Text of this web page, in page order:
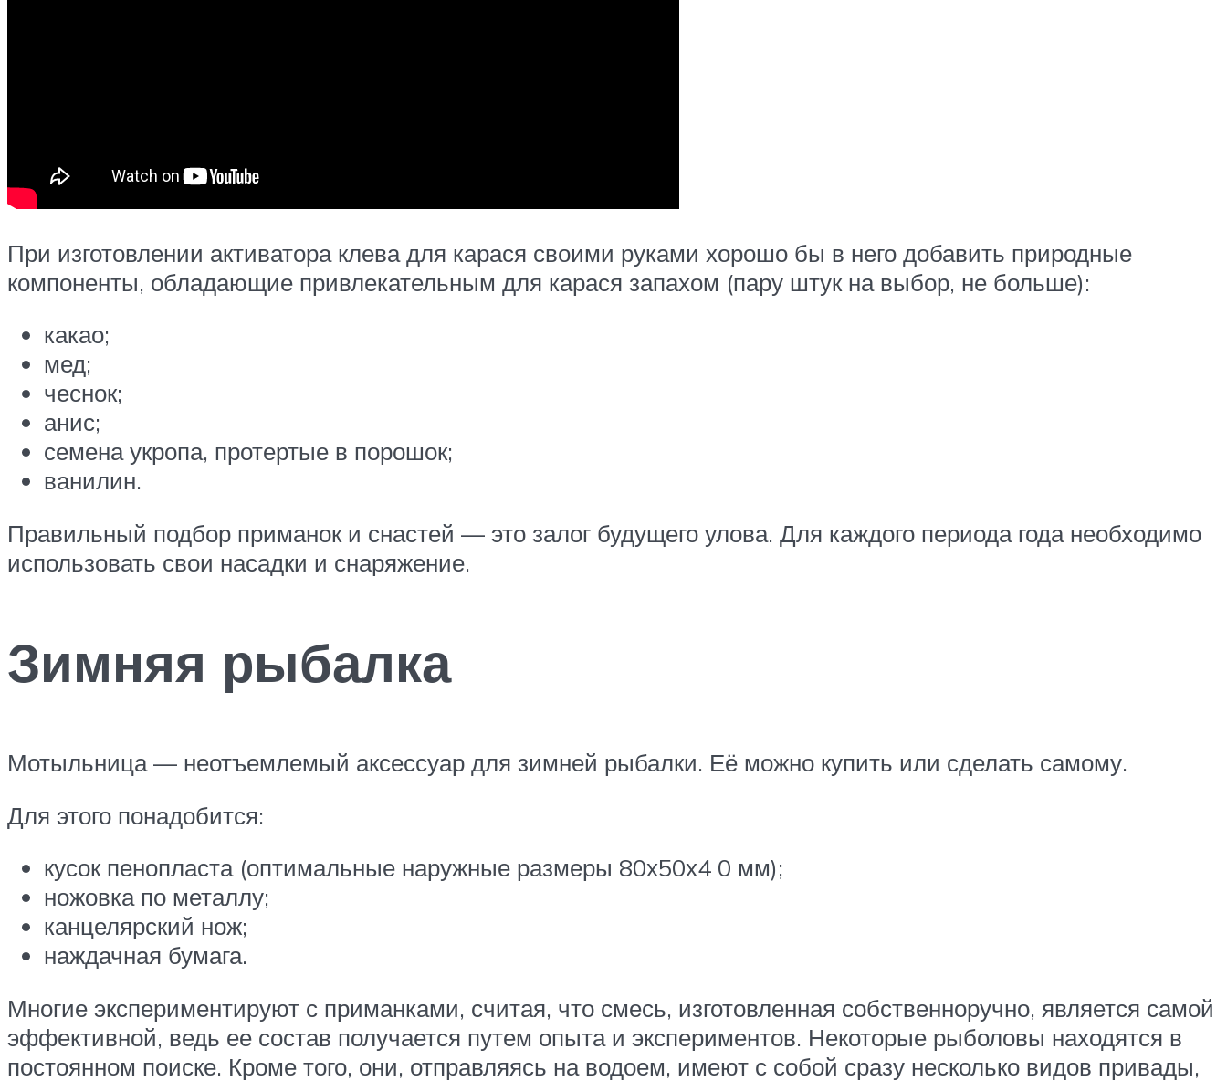
При изготовлении активатора клева для карася своими руками хорошо бы в него добавить природные
компоненты, обладающие привлекательным для карася запахом (пару штук на выбор, не больше):
какао;
мед;
чеснок;
анис;
семена укропа, протертые в порошок;
ванилин.
Правильный подбор приманок и снастей — это залог будущего улова. Для каждого периода года необходимо
использовать свои насадки и снаряжение.
Зимняя рыбалка
Мотыльница — неотъемлемый аксессуар для зимней рыбалки. Её можно купить или сделать самому.
Для этого понадобится:
кусок пенопласта (оптимальные наружные размеры 80х50х4 0 мм);
ножовка по металлу;
канцелярский нож;
наждачная бумага.
Многие экспериментируют с приманками, считая, что смесь, изготовленная собственноручно, является самой
эффективной, ведь ее состав получается путем опыта и экспериментов. Некоторые рыболовы находятся в
постоянном поиске. Кроме того, они, отправляясь на водоем, имеют с собой сразу несколько видов привады,